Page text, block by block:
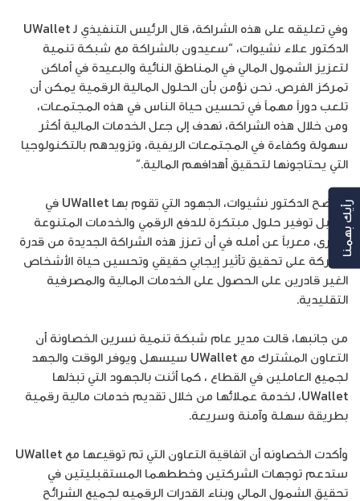
وفي تعليقه على هذه الشراكة، قال الرئيس التنفيذي لـ UWallet
الدكتور علاء نشيوات، “سعيدون بالشراكة مع شبكة تنمية
لتعزيز الشمول المالي في المناطق النائية والبعيدة في أماكن
تمركز الفرص. نحن نؤمن بأن الحلول المالية الرقمية يمكن أن
تلعب دوراً مهماً في تحسين حياة الناس في هذه المجتمعات،
ومن خلال هذه الشراكة، نهدف إلى جعل الخدمات المالية أكثر
سهولة وكفاءة في المجتمعات الريفية، وتزويدهم بالتكنولوجيا
التي يحتاجونها لتحقيق أهدافهم المالية.”
وأوضح الدكتور نشيوات، الجهود التي تقوم بها UWallet في
سبيل توفير حلول مبتكرة للدفع الرقمي والخدمات المتنوعة
الأخرى، معرباً عن أمله في أن تعزز هذه الشراكة الجديدة من قدرة
الشركة على تحقيق تأثير إيجابي حقيقي وتحسين حياة الأشخاص
الغير قادرين على الحصول على الخدمات المالية والمصرفية
التقليدية.
من جانبها، قالت مدير عام شبكة تنمية نسرين الخصاونة أن
التعاون المشترك مع UWallet سيسهل ويوفر الوقت والجهد
لجميع العاملين في القطاع ، كما أثنت بالجهود التي تبذلها
UWallet، لخدمة عملائها من خلال تقديم خدمات مالية رقمية
بطريقة سهلة وآمنة وسريعة.
وأكدت الخصاونه أن اتفاقية التعاون التي تم توقيعها مع UWallet
ستدعم توجهات الشركتين وخططهما المستقبليتين في
تحقيق الشمول المالي وبناء القدرات الرقميه لجميع الشرائح
رأيك بهمنا